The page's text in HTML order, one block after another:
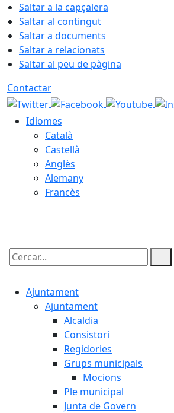
Saltar a la capçalera
Saltar al contingut
Saltar a documents
Saltar a relacionats
Saltar al peu de pàgina
Contactar
Idiomes
Català
Castellà
Anglès
Alemany
Francès
Cercar:
Ajuntament
Ajuntament
Alcaldia
Consistori
Regidories
Grups municipals
Mocions
Ple municipal
Junta de Govern